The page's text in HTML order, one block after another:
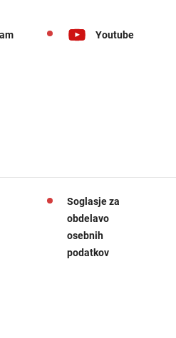
Youtube
Soglasje za
obdelavo
osebnih
podatkov